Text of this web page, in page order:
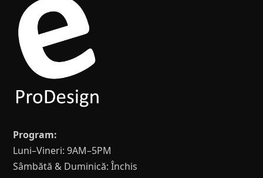
Program:
Luni–Vineri: 9AM–5PM
Sâmbătă & Duminică: Închis